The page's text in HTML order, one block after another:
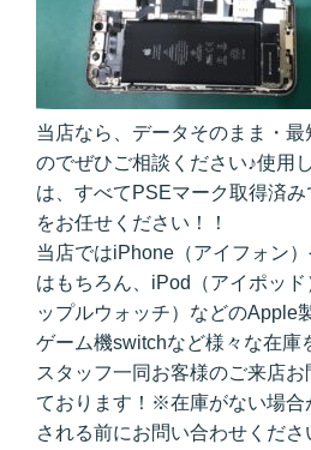
当店なら、データそのまま・
のでぜひご相談ください♪使用
は、すべてPSEマーク取得済
をお任せください！！
当店ではiPhone（アイフォン）
はもちろん、iPod（アイポッ
ップルウォッチ）などのApple
ゲーム機switchなど様々な在庫
スタッフ一同お客様のご来店
ております！※在庫がない場合
される前にお問い合わせくだ